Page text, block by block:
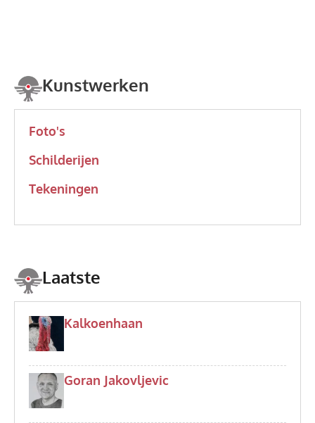
Kunstwerken
Foto's
Schilderijen
Tekeningen
Laatste
Kalkoenhaan
Goran Jakovljevic